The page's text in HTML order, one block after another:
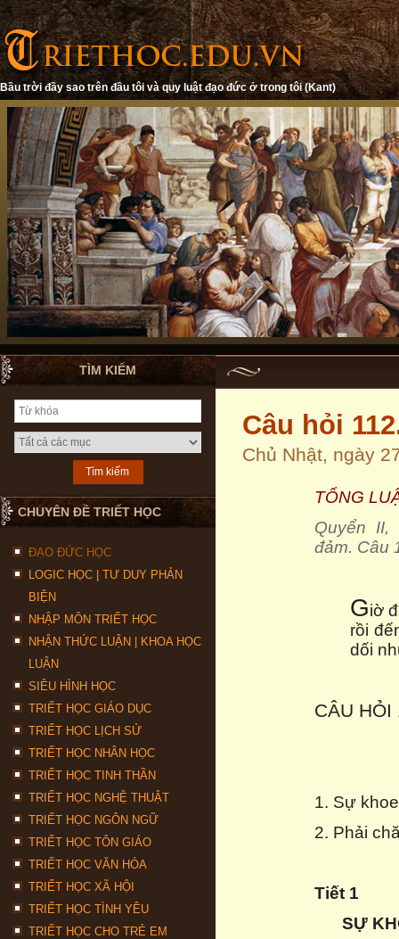
Bầu trời đầy sao trên đầu tôi và quy luật đạo đức ở trong tôi (Kant)
TÌM KIẾM
CHUYÊN ĐỀ TRIẾT HỌC
ĐẠO ĐỨC HỌC
LOGIC HỌC | TƯ DUY PHẢN
BIỆN
NHẬP MÔN TRIẾT HỌC
NHẬN THỨC LUẬN | KHOA HỌC
LUẬN
SIÊU HÌNH HỌC
TRIẾT HỌC GIÁO DỤC
TRIẾT HỌC LỊCH SỬ
TRIẾT HỌC NHÂN HỌC
TRIẾT HỌC TINH THẦN
TRIẾT HỌC NGHỆ THUẬT
TRIẾT HỌC NGÔN NGỮ
TRIẾT HỌC TÔN GIÁO
TRIẾT HỌC VĂN HÓA
TRIẾT HỌC XÃ HỘI
TRIẾT HỌC TÌNH YÊU
TRIẾT HỌC CHO TRẺ EM
Câu hỏi
Chủ Nhật, ngày
TỔNG
Quyển
đảm. Câu
Giờ
rồi
dối
CÂU HỎI
1. Sự
2. Phải
Tiết 1
SỰ